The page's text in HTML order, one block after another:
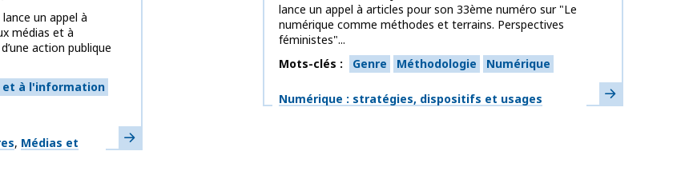
un appel à
médias et à
action publique
et à l'information
Médias et
En savoir plus
lance un appel à articles pour son 33ème numéro sur "Le
numérique comme méthodes et terrains. Perspectives
féministes"...
Mots-clés
Genre Méthodologie Numérique
Thématiques
Numérique : stratégies, dispositifs et usages En savoir plus